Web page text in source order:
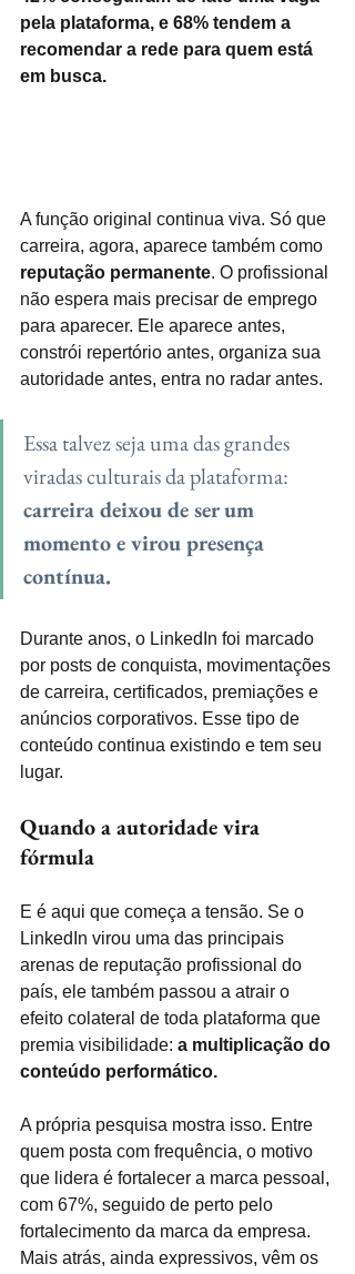
pela plataforma, e 68% tendem a
recomendar a rede para quem está
em busca.
A função original continua viva. Só que
carreira, agora, aparece também como
reputação permanente. O profissional
não espera mais precisar de emprego
para aparecer. Ele aparece antes,
constrói repertório antes, organiza sua
autoridade antes, entra no radar antes.
Essa talvez seja uma das grandes
viradas culturais da plataforma:
carreira deixou de ser um
momento e virou presença
contínua.
Durante anos, o LinkedIn foi marcado
por posts de conquista, movimentações
de carreira, certificados, premiações e
anúncios corporativos. Esse tipo de
conteúdo continua existindo e tem seu
lugar.
Quando a autoridade vira
fórmula
E é aqui que começa a tensão. Se o
LinkedIn virou uma das principais
arenas de reputação profissional do
país, ele também passou a atrair o
efeito colateral de toda plataforma que
premia visibilidade: a multiplicação do
conteúdo performático.
A própria pesquisa mostra isso. Entre
quem posta com frequência, o motivo
que lidera é fortalecer a marca pessoal,
com 67%, seguido de perto pelo
fortalecimento da marca da empresa.
Mais atrás, ainda expressivos, vêm os